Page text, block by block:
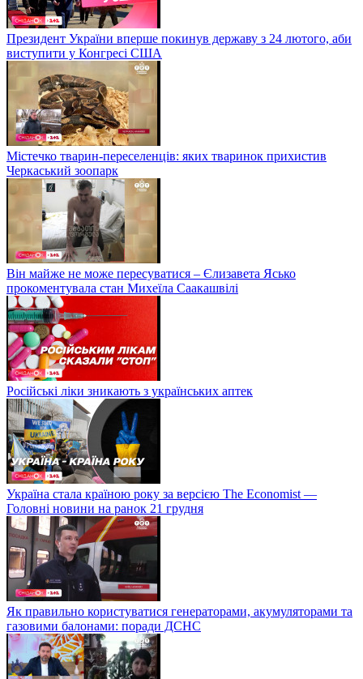
Президент України вперше покинув державу з 24 лютого, аби
виступити у Конгресі США
Містечко тварин-переселенців: яких тваринок прихистив
Черкаський зоопарк
Він майже не може пересуватися – Єлизавета Ясько
прокоментувала стан Михеїла Саакашвілі
Російські ліки зникають з українських аптек
Україна стала країною року за версією The Economist —
Головні новини на ранок 21 грудня
Як правильно користуватися генераторами, акумуляторами та
газовими балонами: поради ДСНС